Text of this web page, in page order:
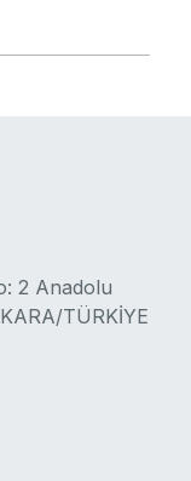
2 Anadolu
TÜRKİYE